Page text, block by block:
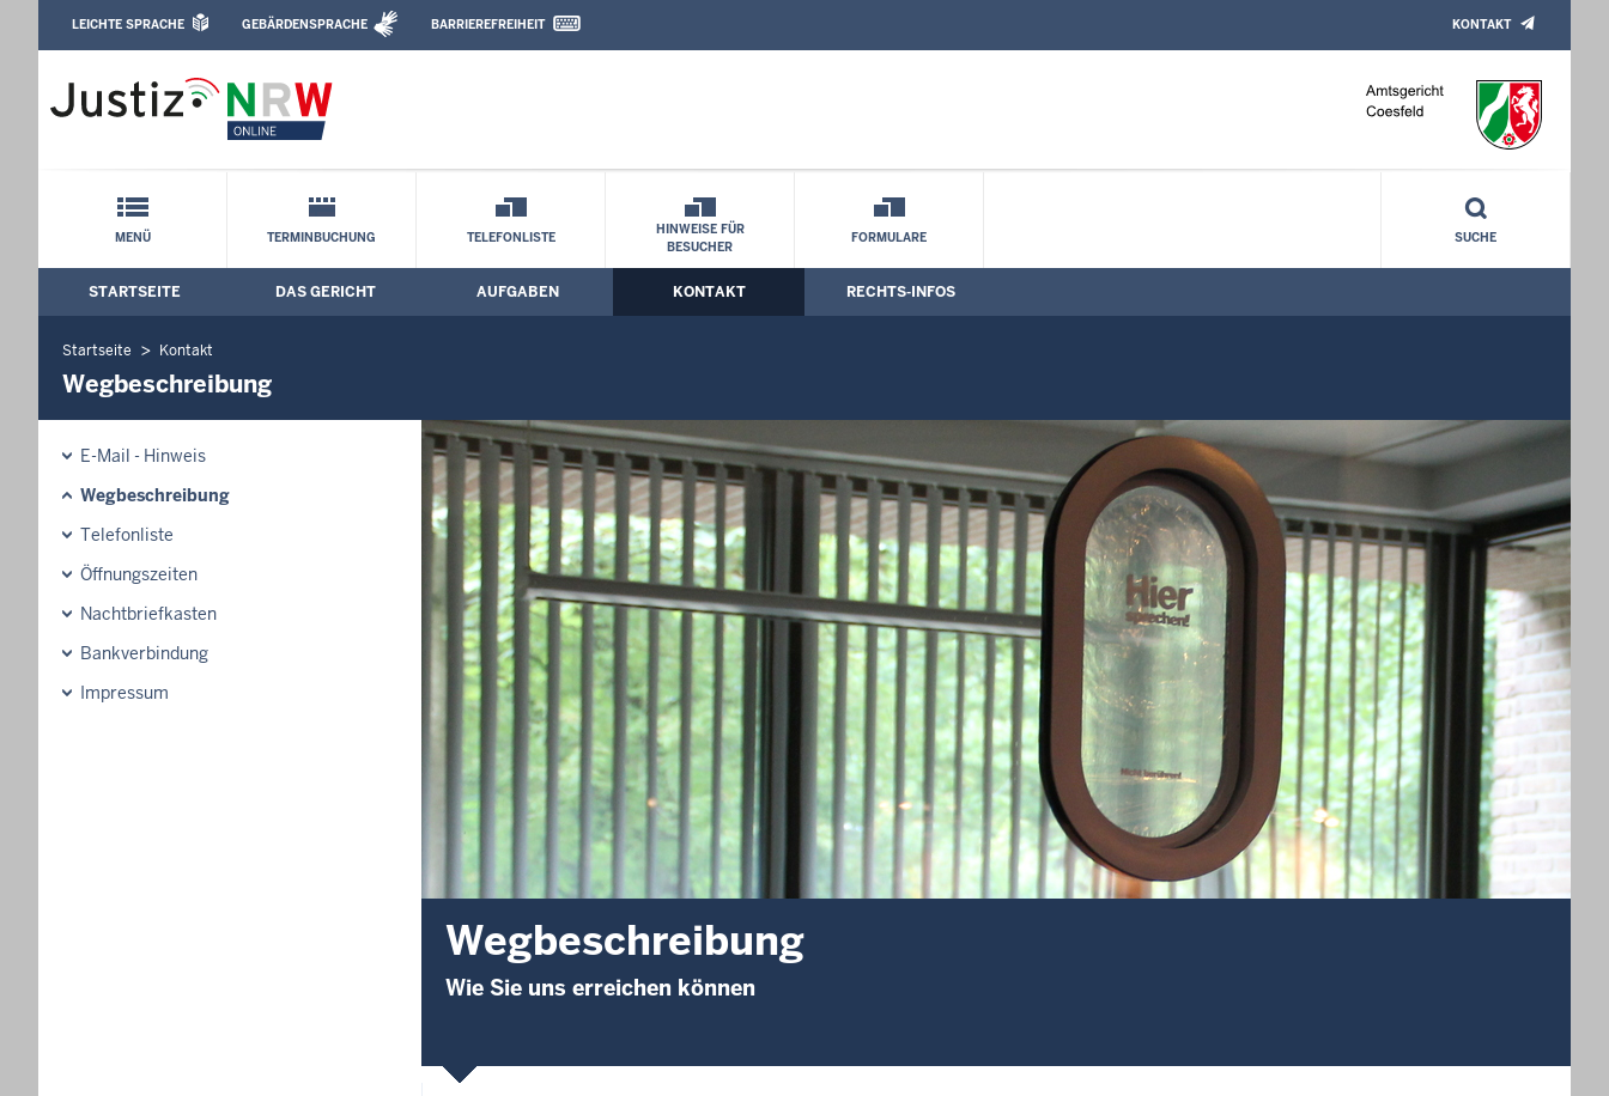
Amtsgericht Coesfeld: Wegbeschreibung
Leichte Sprache, Gebärdensprachenvideo und Kontaktformular
LEICHTE SPRACHE GEBÄRDENSPRACHE BARRIEREFREIHEIT KONTAKT
Schnellnavigation mit Volltext-Suche
MENÜ TERMINBUCHUNG TELEFONLISTE
HINWEISE FÜR
BESUCHER
FORMULARE SUCHE
Hauptmenü: Hauptnavigation
STARTSEITE DAS GERICHT AUFGABEN KONTAKT RECHTS-INFOS
Startseite Kontakt
Wegbeschreibung
E-Mail - Hinweis
Wegbeschreibung
Telefonliste
Öffnungszeiten
Nachtbriefkasten
Bankverbindung
Impressum
Wegbeschreibung
Wie Sie uns erreichen können